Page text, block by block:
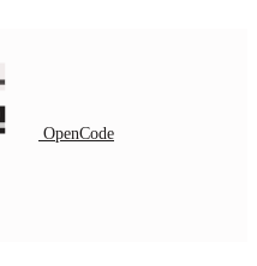
OpenCode